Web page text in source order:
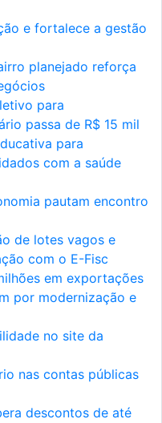
e fortalece a gestão
planejado reforça
para
passa de R$ 15 mil
para
com a saúde
pautam encontro
de lotes vagos e
com o E-Fisc
em exportações
por modernização e
no site da
nas contas públicas
descontos de até